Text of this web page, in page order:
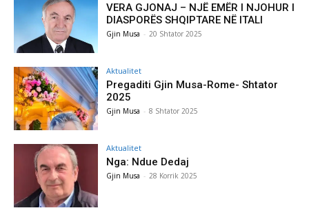
VERA GJONAJ – NJË EMËR I NJOHUR I
DIASPORËS SHQIPTARE NË ITALI
Gjin Musa - 20 Shtator 2025
Aktualitet
Pregaditi Gjin Musa-Rome- Shtator
2025
Gjin Musa - 8 Shtator 2025
Aktualitet
Nga: Ndue Dedaj
Gjin Musa - 28 Korrik 2025